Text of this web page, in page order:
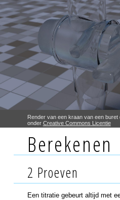
Render van een kraan van een
onder Creative Commons Licentie
Berekenen
2 Proeven
Een titratie gebeurt altijd met